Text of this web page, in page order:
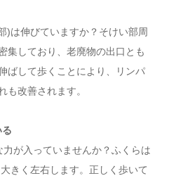
)は伸びていますか？そけい部周
集しており、老廃物の出口とも
ばして歩くことにより、リンパ
も改善されます。
が入っていませんか？ふくらは
きく左右します。正しく歩いて